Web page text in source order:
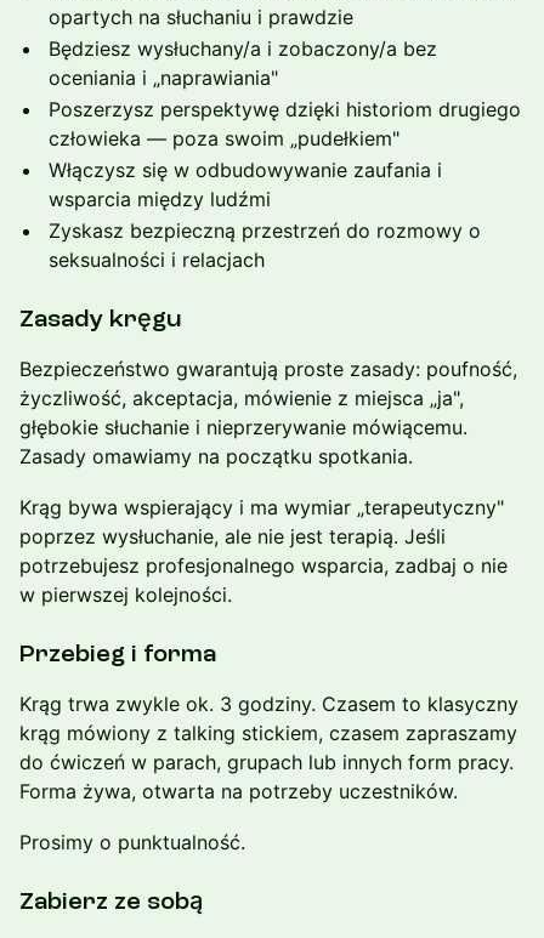
opartych na słuchaniu i prawdzie
Będziesz wysłuchany/a i zobaczony/a bez
oceniania i „naprawiania"
Poszerzysz perspektywę dzięki historiom drugiego
człowieka — poza swoim „pudełkiem"
Włączysz się w odbudowywanie zaufania i
wsparcia między ludźmi
Zyskasz bezpieczną przestrzeń do rozmowy o
seksualności i relacjach
Zasady kręgu
Bezpieczeństwo gwarantują proste zasady: poufność,
życzliwość, akceptacja, mówienie z miejsca „ja",
głębokie słuchanie i nieprzerywanie mówiącemu.
Zasady omawiamy na początku spotkania.
Krąg bywa wspierający i ma wymiar „terapeutyczny"
poprzez wysłuchanie, ale nie jest terapią. Jeśli
potrzebujesz profesjonalnego wsparcia, zadbaj o nie
w pierwszej kolejności.
Przebieg i forma
Krąg trwa zwykle ok. 3 godziny. Czasem to klasyczny
krąg mówiony z talking stickiem, czasem zapraszamy
do ćwiczeń w parach, grupach lub innych form pracy.
Forma żywa, otwarta na potrzeby uczestników.
Prosimy o punktualność.
Zabierz ze sobą